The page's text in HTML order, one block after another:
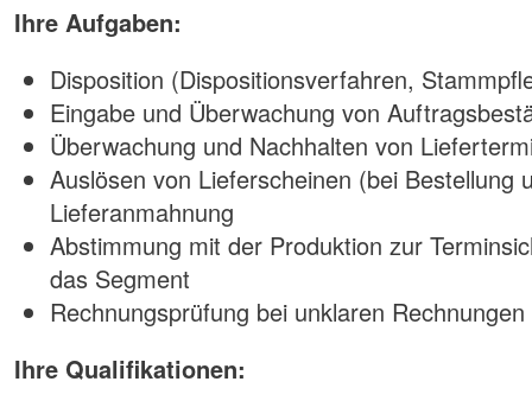
Ihre Aufgaben:
Disposition (Dispositionsverfahren,
Eingabe und Überwachung von
Überwachung und Nachhalten von
Auslösen von Lieferscheinen (bei Bestellung
Lieferanmahnung
Abstimmung mit der Produktion zur
das Segment
Rechnungsprüfung bei unklaren
Ihre Qualifikationen: